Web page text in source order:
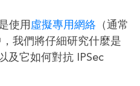
使用 虛擬專用網絡 （通常
我們將仔細研究什麼是
及它如何對抗 IPSec